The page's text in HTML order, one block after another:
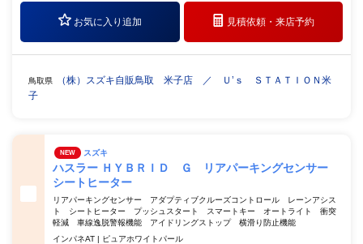
お気に入り追加 見積依頼・来店予約
鳥取県
（株）スズキ自販鳥取 米子店 ／ Ｕ’ｓ ＳＴＡＴＩＯＮ米
子
NEW スズキ
ハスラー ＨＹＢＲＩＤ Ｇ リアパーキングセンサー
シートヒーター
リアパーキングセンサー アダプティブクルーズコントロール レーンアシス
ト シートヒーター プッシュスタート スマートキー オートライト 衝突
軽減 車線逸脱警報機能 アイドリングストップ 横滑り防止機能
インパネAT | ピュアホワイトパール